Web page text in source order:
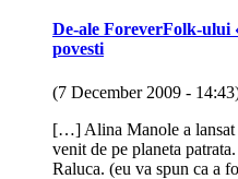
De-ale ForeverFolk-ului
povesti
(7 December 2009 -
[…] Alina Manole a lansat
venit de pe planeta
Raluca. (eu va spun ca a